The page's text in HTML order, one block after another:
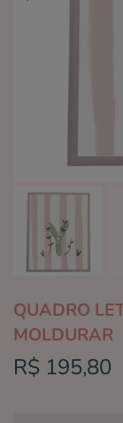
QUADRO
MOLDURAR
R$ 195,80